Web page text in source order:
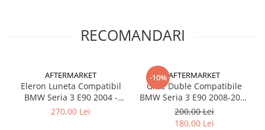
RECOMANDARI
AFTERMARKET
Eleron Luneta Compatibil
BMW Seria 3 E90 2004 -
2010, Negru Lucios
270,00 Lei
-10%AFTERMARKET
Grile Duble Compatibile
BMW Seria 3 E90 2008-2011
LCI Negru Lucios
200,00 Lei
180,00 Lei